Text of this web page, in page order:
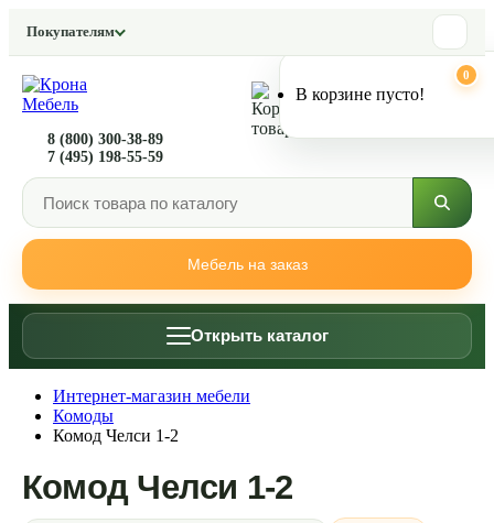
Покупателям
Мебель на заказ
8 (800) 300-38-89
7 (495) 198-55-59
0
В корзине пусто!
Открыть каталог
Интернет-магазин мебели
Комоды
Комод Челси 1-2
Комод Челси 1-2